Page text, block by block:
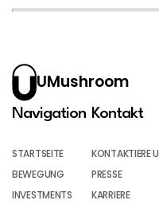
UMushroom
Navigation
STARTSEITE
BEWEGUNG
INVESTMENTS
Kontakt
KONTAKTIERE
PRESSE
KARRIERE